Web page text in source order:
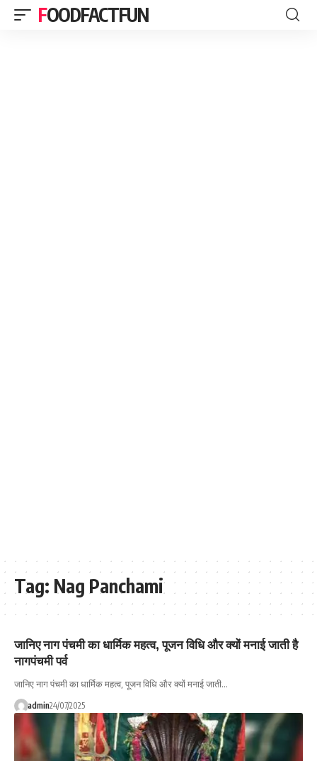
FOODFACTFUN
Tag: Nag Panchami
जानिए नाग पंचमी का धार्मिक महत्व, पूजन विधि और क्यों मनाई जाती है
नागपंचमी पर्व
जानिए नाग पंचमी का धार्मिक महत्व, पूजन विधि और क्यों मनाई जाती…
admin24/07/2025